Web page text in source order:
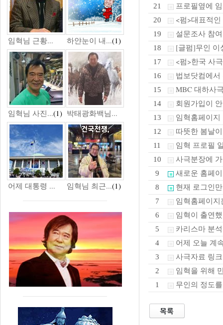
임혁님 근황... 하얀눈이 내...(1)
임혁님 사진...(1) 박태광화백님...
어제 대통령 ... 임혁님 최근...(1)
21 프로필옆에
20 <펌>대표적
19 설문조사 참여
18 [글펌]무인 이
17 <펌>한국 사
16 법보닷컴에
15 MBC 대하사
14 회원가입이
13 임혁홈페이지
12 따뜻한 봄날
11 임혁 프로필
10 사극분장에
9 새로운 홈페
8 현재 로그인
7 임혁홈페이지
6 임혁이 출연
5 카리스마 분석
4 어제 오늘 계
3 사극자료 링크
2 임혁을 위해
1 무인의 정도